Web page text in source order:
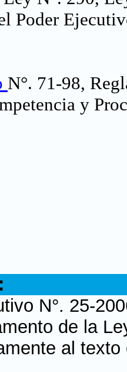
Poder
N°. 71-98,
y
N°. 25-
de la
al